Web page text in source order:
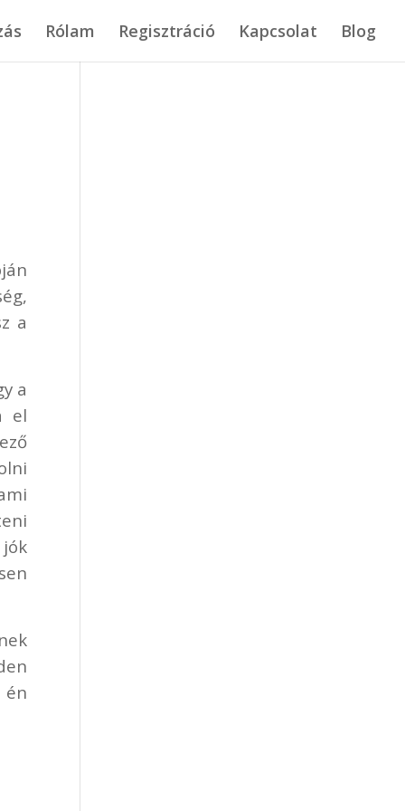
Rólam Regisztráció Kapcsolat Blog
a
a
el